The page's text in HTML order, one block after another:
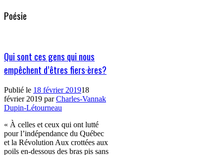
Poésie
Qui sont ces gens qui nous
empêchent d’êtres fiers·ères?
Publié le 18 février 201918
février 2019 parCharles-Vannak
Dupin-Létourneau
« À celles et ceux qui ont lutté
pour l’indépendance du Québec
et la Révolution Aux crottées aux
poils en-dessous des bras pis sans